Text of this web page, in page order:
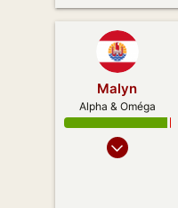
3 320
Malyn
Alpha & Oméga
23 Juil 2010